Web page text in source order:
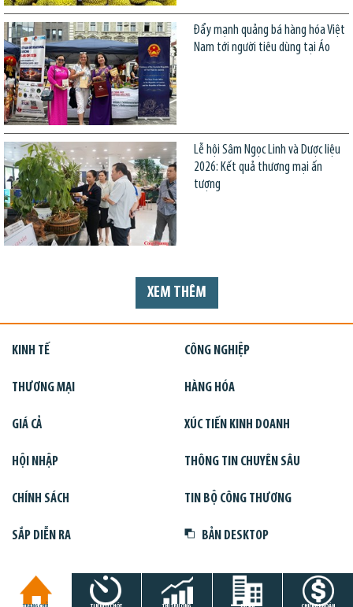
Đẩy mạnh quảng bá hàng hóa Việt
Nam tới người tiêu dùng tại Áo
Lễ hội Sâm Ngọc Linh và Dược liệu
2026: Kết quả thương mại ấn
tượng
XEM THÊM
KINH TẾ CÔNG NGHIỆP
THƯƠNG MẠI HÀNG HÓA
GIÁ CẢ XÚC TIẾN KINH DOANH
HỘI NHẬP THÔNG TIN CHUYÊN SÂU
CHÍNH SÁCH TIN BỘ CÔNG THƯƠNG
SẮP DIỄN RA BẢN DESKTOP